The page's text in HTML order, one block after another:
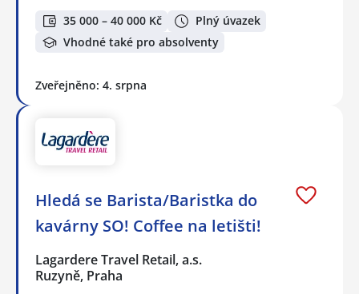
35 000 – 40 000 Kč
Plný úvazek
Vhodné také pro absolventy
Zveřejněno: 4. srpna
Hledá se Barista/Baristka do
kavárny SO! Coffee na letišti!
Lagardere Travel Retail, a.s.
Ruzyně, Praha